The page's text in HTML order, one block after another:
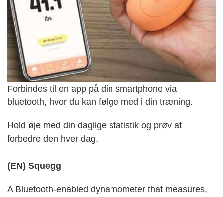
Forbindes til en app på din smartphone via
bluetooth, hvor du kan følge med i din træning.
Hold øje med din daglige statistik og prøv at
forbedre den hver dag.
(EN) Squegg
A Bluetooth-enabled dynamometer that measures,